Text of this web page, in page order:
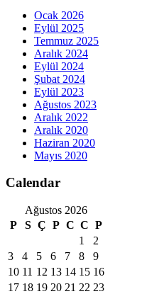
Ocak 2026
Eylül 2025
Temmuz 2025
Aralık 2024
Eylül 2024
Şubat 2024
Eylül 2023
Ağustos 2023
Aralık 2022
Aralık 2020
Haziran 2020
Mayıs 2020
Calendar
Ağustos 2026
P
S Ç P C C P
1
2
3
4 5 6 7 8
9
10 11 12 13 14 15 16
17 18 19 20 21 22 23